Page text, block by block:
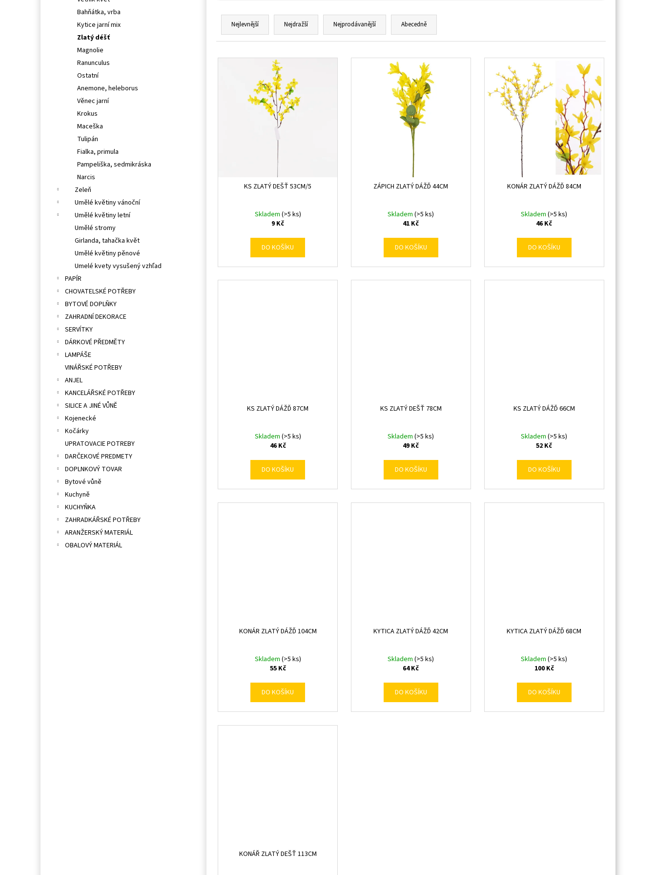
Bahňátka, vrba
Kytice jarní mix
Zlatý déšť
Magnolie
Ranunculus
Ostatní
Anemone, heleborus
Věnec jarní
Krokus
Maceška
Tulipán
Fialka, primula
Pampeliška, sedmikráska
Narcis
Zeleň
Umělé květiny vánoční
Umělé květiny letní
Umělé stromy
Girlanda, tahačka květ
Umělé květiny pěnové
Umelé kvety vysušený vzhľad
PAPÍR
CHOVATELSKÉ POTŘEBY
BYTOVÉ DOPLŇKY
ZAHRADNÍ DEKORACE
SERVÍTKY
DÁRKOVÉ PŘEDMĚTY
LAMPÁŠE
VINÁŘSKÉ POTŘEBY
ANJEL
KANCELÁŘSKÉ POTŘEBY
SILICE A JINÉ VŮNĚ
Kojenecké
Kočárky
UPRATOVACIE POTREBY
DARČEKOVÉ PREDMETY
DOPLNKOVÝ TOVAR
Bytové vůně
Kuchyně
KUCHYŇKA
ZAHRADKÁŘSKÉ POTŘEBY
ARANŽERSKÝ MATERIÁL
OBALOVÝ MATERIÁL
Ř
z
Nejlevnější Nejdražší Nejprodávanější Abecedně
V
KS ZLATÝ DEŠŤ 53CM/5
Skladem (>5 ks)
9 Kč
DO KOŠÍKU
ZÁPICH ZLATÝ DÁŽĎ 44CM
Skladem(>5 ks)
41 Kč
DO KOŠÍKU
KONÁR ZLATÝ DÁŽĎ 84CM
Skladem(>5 ks)
46 Kč
DO KOŠÍKU
KS ZLATÝ DÁŽĎ 87CM
Skladem (>5 ks)
46 Kč
DO KOŠÍKU
KS ZLATÝ DEŠŤ 78CM
Skladem(>5 ks)
49 Kč
DO KOŠÍKU
KS ZLATÝ DÁŽĎ 66CM
Skladem(>5 ks)
52 Kč
DO KOŠÍKU
KONÁR ZLATÝ DÁŽĎ 104CM
Skladem (>5 ks)
55 Kč
DO KOŠÍKU
KYTICA ZLATÝ DÁŽĎ 42CM
Skladem(>5 ks)
64 Kč
DO KOŠÍKU
KYTICA ZLATÝ DÁŽĎ 68CM
Skladem(>5 ks)
100 Kč
DO KOŠÍKU
KONÁŘ ZLATÝ DEŠŤ 113CM